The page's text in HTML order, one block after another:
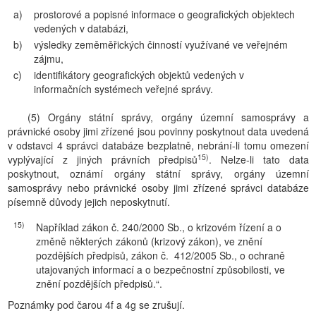
a)
prostorové a popisné informace o geografických objektech
vedených v databázi,
b)
výsledky zeměměřických činností využívané ve veřejném
zájmu,
c)
identifikátory geografických objektů vedených v
informačních systémech veřejné správy.
(5) Orgány státní správy, orgány územní samosprávy a
právnické osoby jimi zřízené jsou povinny poskytnout data uvedená
v odstavci 4 správci databáze bezplatně, nebrání-li tomu omezení
vyplývající z jiných právních předpisů15). Nelze-li tato data
poskytnout, oznámí orgány státní správy, orgány územní
samosprávy nebo právnické osoby jimi zřízené správci databáze
písemně důvody jejich neposkytnutí.
15)
Například zákon č. 240/2000 Sb., o krizovém řízení a o
změně některých zákonů (krizový zákon), ve znění
pozdějších předpisů, zákon č. 412/2005 Sb., o ochraně
utajovaných informací a o bezpečnostní způsobilosti, ve
znění pozdějších předpisů.“.
Poznámky pod čarou 4f a 4g se zrušují.